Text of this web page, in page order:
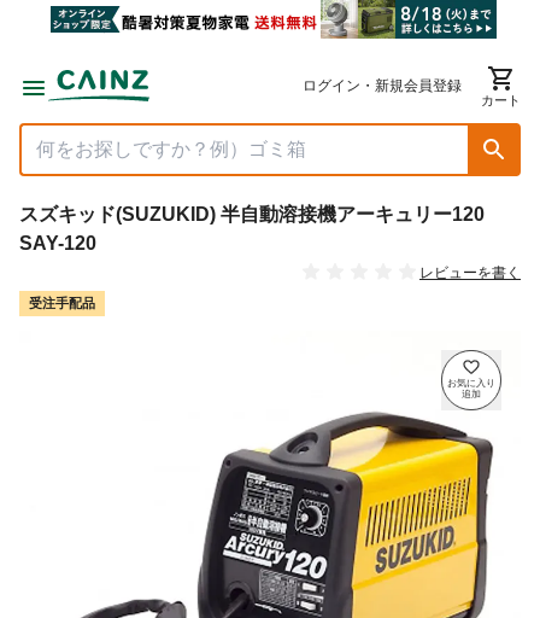
ログイン・新規会員登録
カート
スズキッド(SUZUKID) 半自動溶接機アーキュリー120
SAY-120
レビューを書く
受注手配品